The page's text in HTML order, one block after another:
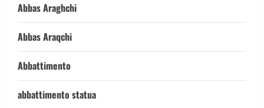
Abbas Araghchi
Abbas Araqchi
Abbattimento
abbattimento statua